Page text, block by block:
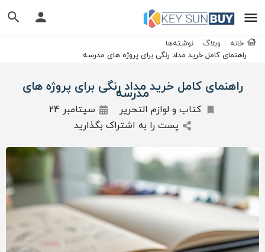
خانه وبلاگ
نوشته‌ها
راهنمای کامل خرید مداد رنگی برای پروژه های مدرسه
راهنمای کامل خرید مداد رنگی برای پروژه های
مدرسه
کتاب و لوازم التحریر
سپتامبر 24
پست را به اشتراک بگذارید